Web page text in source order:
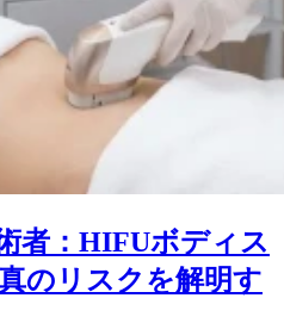
者：HIFUボディス
のリスクを解明す